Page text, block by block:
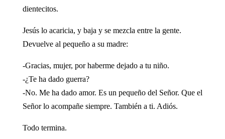
dientecitos.
Jesús lo acaricia, y baja y se mezcla entre la gente.
Devuelve al pequeño a su madre:
-Gracias, mujer, por haberme dejado a tu niño.
-¿Te ha dado guerra?
-No. Me ha dado amor. Es un pequeño del Señor. Que el
Señor lo acompañe siempre. También a ti. Adiós.
Todo termina.